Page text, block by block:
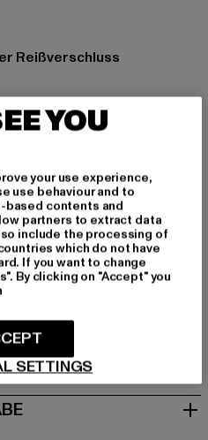
Reißverschluss
100% Baumwolle
|info@2y-studios.com
| DE
YOU
your use experience,
use behaviour and to
based contents and
partners to extract data
include the processing of
which do not have
If you want to change
By clicking on "Accept" you
SETTINGS